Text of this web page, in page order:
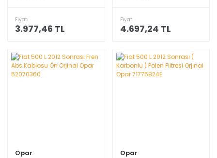
Fiyatı
3.977,46 TL
Fiyatı
4.697,24 TL
Opar
Opar